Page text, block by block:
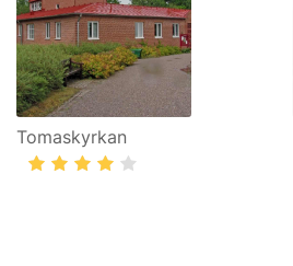
Tomaskyrkan